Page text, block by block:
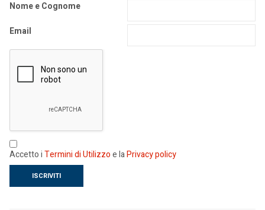
Nome e Cognome
Email
Accetto iTermini di Utilizzoe laPrivacy policy